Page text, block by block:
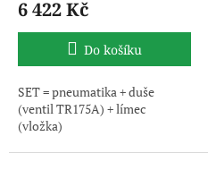
6 422 Kč
Do košíku
SET = pneumatika + duše
(ventil TR175A) + límec
(vložka)